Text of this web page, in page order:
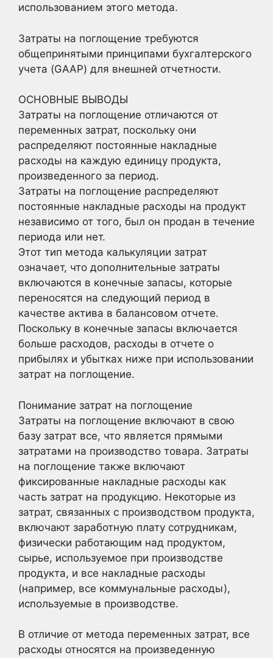
использованием этого метода.
Затраты на поглощение требуются
общепринятыми принципами бухгалтерского
учета (GAAP) для внешней отчетности.
ОСНОВНЫЕ ВЫВОДЫ
Затраты на поглощение отличаются от
переменных затрат, поскольку они
распределяют постоянные накладные
расходы на каждую единицу продукта,
произведенного за период.
Затраты на поглощение распределяют
постоянные накладные расходы на продукт
независимо от того, был он продан в течение
периода или нет.
Этот тип метода калькуляции затрат
означает, что дополнительные затраты
включаются в конечные запасы, которые
переносятся на следующий период в
качестве актива в балансовом отчете.
Поскольку в конечные запасы включается
больше расходов, расходы в отчете о
прибылях и убытках ниже при использовании
затрат на поглощение.
Понимание затрат на поглощение
Затраты на поглощение включают в свою
базу затрат все, что является прямыми
затратами на производство товара. Затраты
на поглощение также включают
фиксированные накладные расходы как
часть затрат на продукцию. Некоторые из
затрат, связанных с производством продукта,
включают заработную плату сотрудникам,
физически работающим над продуктом,
сырье, используемое при производстве
продукта, и все накладные расходы
(например, все коммунальные расходы),
используемые в производстве.
В отличие от метода переменных затрат, все
расходы относятся на произведенную